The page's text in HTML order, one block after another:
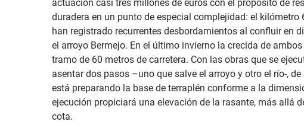
actuación casi tres millones de euros con el propósito de
duradera en un punto de especial complejidad: el kilómetro
han registrado recurrentes desbordamientos al confluir en
el arroyo Bermejo. En el último invierno la crecida de
tramo de 60 metros de carretera. Con las obras que se
asentar dos pasos –uno que salve el arroyo y otro el río-,
está preparando la base de terraplén conforme a la
ejecución propiciará una elevación de la rasante, más allá
cota.